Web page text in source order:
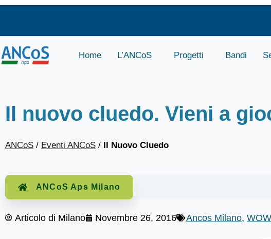
Home L’ANCoS Progetti Bandi
Il nuovo cluedo. Vieni a
ANCoS / Eventi ANCoS / Il Nuovo Cluedo
ANCoS Aps Milano
Articolo di Milano Novembre 26, 2016 Ancos Milano,